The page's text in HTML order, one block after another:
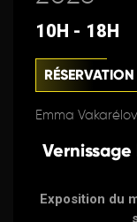
10H - 18H
RÉSERVATION
Emma
Exposition du